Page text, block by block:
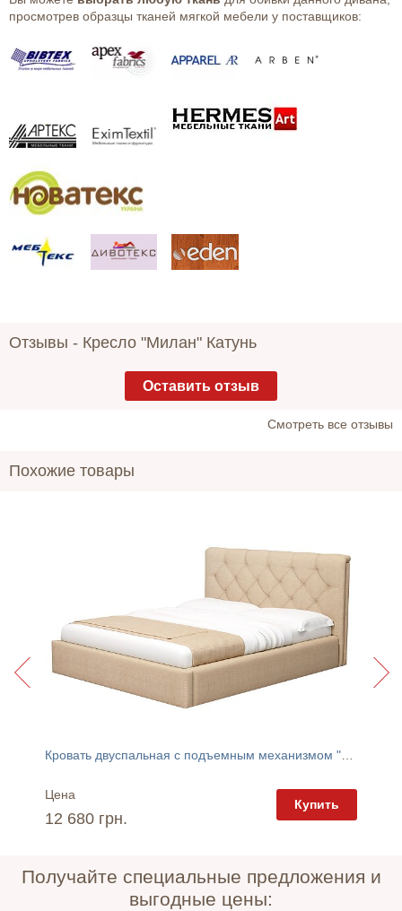
просмотрев образцы тканей мягкой мебели у поставщиков:
Отзывы - Кресло "Милан" Катунь
Оставить отзыв
Cмотреть все отзывы
Похожие товары
Цена
12 680 грн.
Купить
Получайте специальные предложения и
выгодные цены: